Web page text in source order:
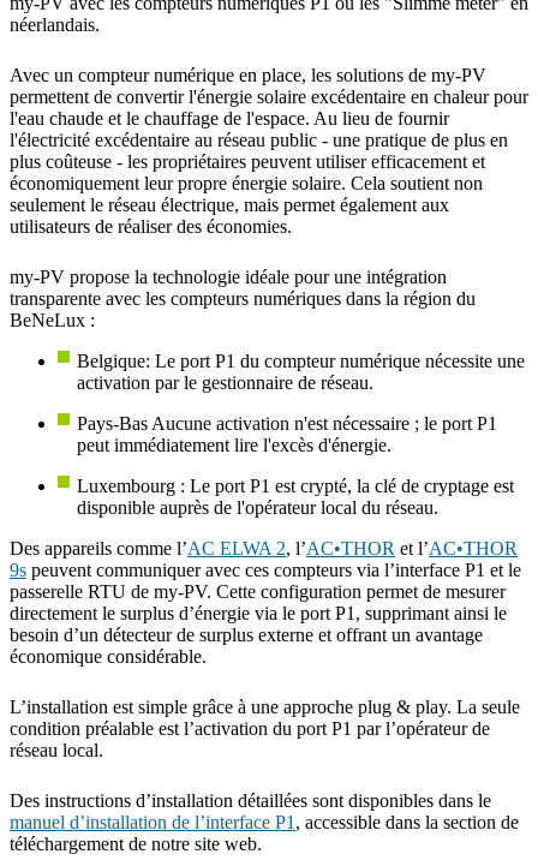
néerlandais.
Avec un compteur numérique en place, les solutions de my-PV
permettent de convertir l'énergie solaire excédentaire en chaleur pour
l'eau chaude et le chauffage de l'espace. Au lieu de fournir
l'électricité excédentaire au réseau public - une pratique de plus en
plus coûteuse - les propriétaires peuvent utiliser efficacement et
économiquement leur propre énergie solaire. Cela soutient non
seulement le réseau électrique, mais permet également aux
utilisateurs de réaliser des économies.
my-PV propose la technologie idéale pour une intégration
transparente avec les compteurs numériques dans la région du
BeNeLux :
Belgique: Le port P1 du compteur numérique nécessite une
activation par le gestionnaire de réseau.
Pays-BasAucune activation n'est nécessaire ; le port P1
peut immédiatement lire l'excès d'énergie.
Luxembourg : Le port P1 est crypté, la clé de cryptage est
disponible auprès de l'opérateur local du réseau.
Des appareils comme l’AC ELWA 2, l’AC•THOR et l’AC•THOR
9s peuvent communiquer avec ces compteurs via l’interface P1 et le
passerelle RTU de my-PV. Cette configuration permet de mesurer
directement le surplus d’énergie via le port P1, supprimant ainsi le
besoin d’un détecteur de surplus externe et offrant un avantage
économique considérable.
L’installation est simple grâce à une approche plug & play. La seule
condition préalable est l’activation du port P1 par l’opérateur de
réseau local.
Des instructions d’installation détaillées sont disponibles dans le
manuel d’installation de l’interface P1, accessible dans la section de
téléchargement de notre site web.